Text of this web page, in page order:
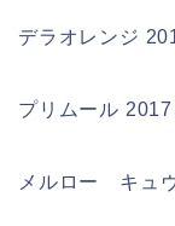
デラオレンジ
プリムール
メルロー キュ